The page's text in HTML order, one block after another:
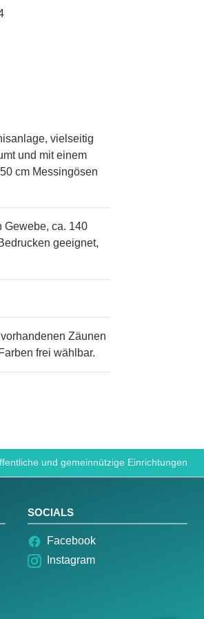
vielseitig
und mit einem
cm Messingösen
Gewebe, ca. 140
geeignet,
Zäunen
frei wählbar.
und gemeinnützige Einrichtungen
SOCIALS
Facebook
Instagram